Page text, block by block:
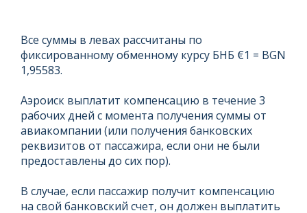
Все суммы в левах рассчитаны по
фиксированному обменному курсу БНБ €1 = BGN
1,95583.
Аэроиск выплатит компенсацию в течение 3
рабочих дней с момента получения суммы от
авиакомпании (или получения банковских
реквизитов от пассажира, если они не были
предоставлены до сих пор).
В случае, если пассажир получит компенсацию
на свой банковский счет, он должен выплатить